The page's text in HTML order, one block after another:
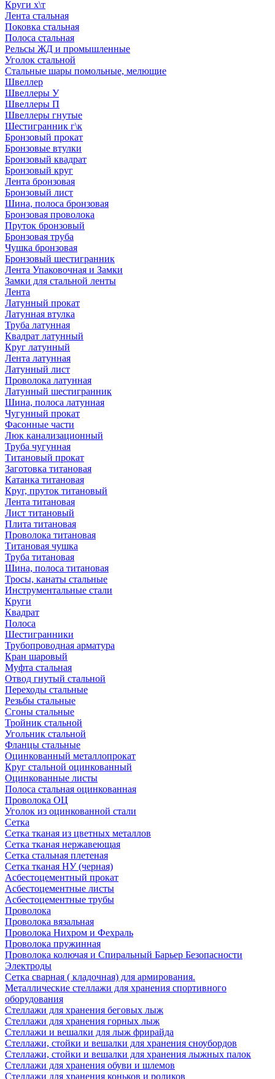
Круги х\т
Лента стальная
Поковка стальная
Полоса стальная
Рельсы ЖД и промышленные
Уголок стальной
Стальные шары помольные, мелющие
Швеллер
Швеллеры У
Швеллеры П
Швеллеры гнутые
Шестигранник г\к
Бронзовый прокат
Бронзовые втулки
Бронзовый квадрат
Бронзовый круг
Лента бронзовая
Бронзовый лист
Шина, полоса бронзовая
Бронзовая проволока
Пруток бронзовый
Бронзовая труба
Чушка бронзовая
Бронзовый шестигранник
Лента Упаковочная и Замки
Замки для стальной ленты
Лента
Латунный прокат
Латунная втулка
Труба латунная
Квадрат латунный
Круг латунный
Лента латунная
Латунный лист
Проволока латунная
Латунный шестигранник
Шина, полоса латунная
Чугунный прокат
Фасонные части
Люк канализационный
Труба чугунная
Титановый прокат
Заготовка титановая
Катанка титановая
Круг, пруток титановый
Лента титановая
Лист титановый
Плита титановая
Проволока титановая
Титановая чушка
Труба титановая
Шина, полоса титановая
Тросы, канаты стальные
Инструментальные стали
Круги
Квадрат
Полоса
Шестигранники
Трубопроводная арматура
Кран шаровый
Муфта стальная
Отвод гнутый стальной
Переходы стальные
Резьбы стальные
Сгоны стальные
Тройник стальной
Угольник стальной
Фланцы стальные
Оцинкованный металлопрокат
Круг стальной оцинкованный
Оцинкованные листы
Полоса стальная оцинкованная
Проволока ОЦ
Уголок из оцинкованной стали
Сетка
Сетка тканая из цветных металлов
Сетка тканая нержавеющая
Сетка стальная плетеная
Сетка тканая НУ (черная)
Асбестоцементный прокат
Асбестоцементные листы
Асбестоцементные трубы
Проволока
Проволока вязальная
Проволока Нихром и Фехраль
Проволока пружинная
Проволока колючая и Спиральный Барьер Безопасности
Электроды
Сетка сварная ( кладочная) для армирования.
Металлические стеллажи для хранения спортивного
оборудования
Стеллажи для хранения беговых лыж
Стеллажи для хранения горных лыж
Стеллажи и вешалки для лыж фрирайда
Стеллажи, стойки и вешалки для хранения сноубордов
Стеллажи, стойки и вешалки для хранения лыжных палок
Стеллажи для хранения обуви и шлемов
Стеллажи для хранения коньков и роликов